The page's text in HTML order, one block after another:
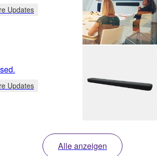
Updates
Updates
Alle anzeigen